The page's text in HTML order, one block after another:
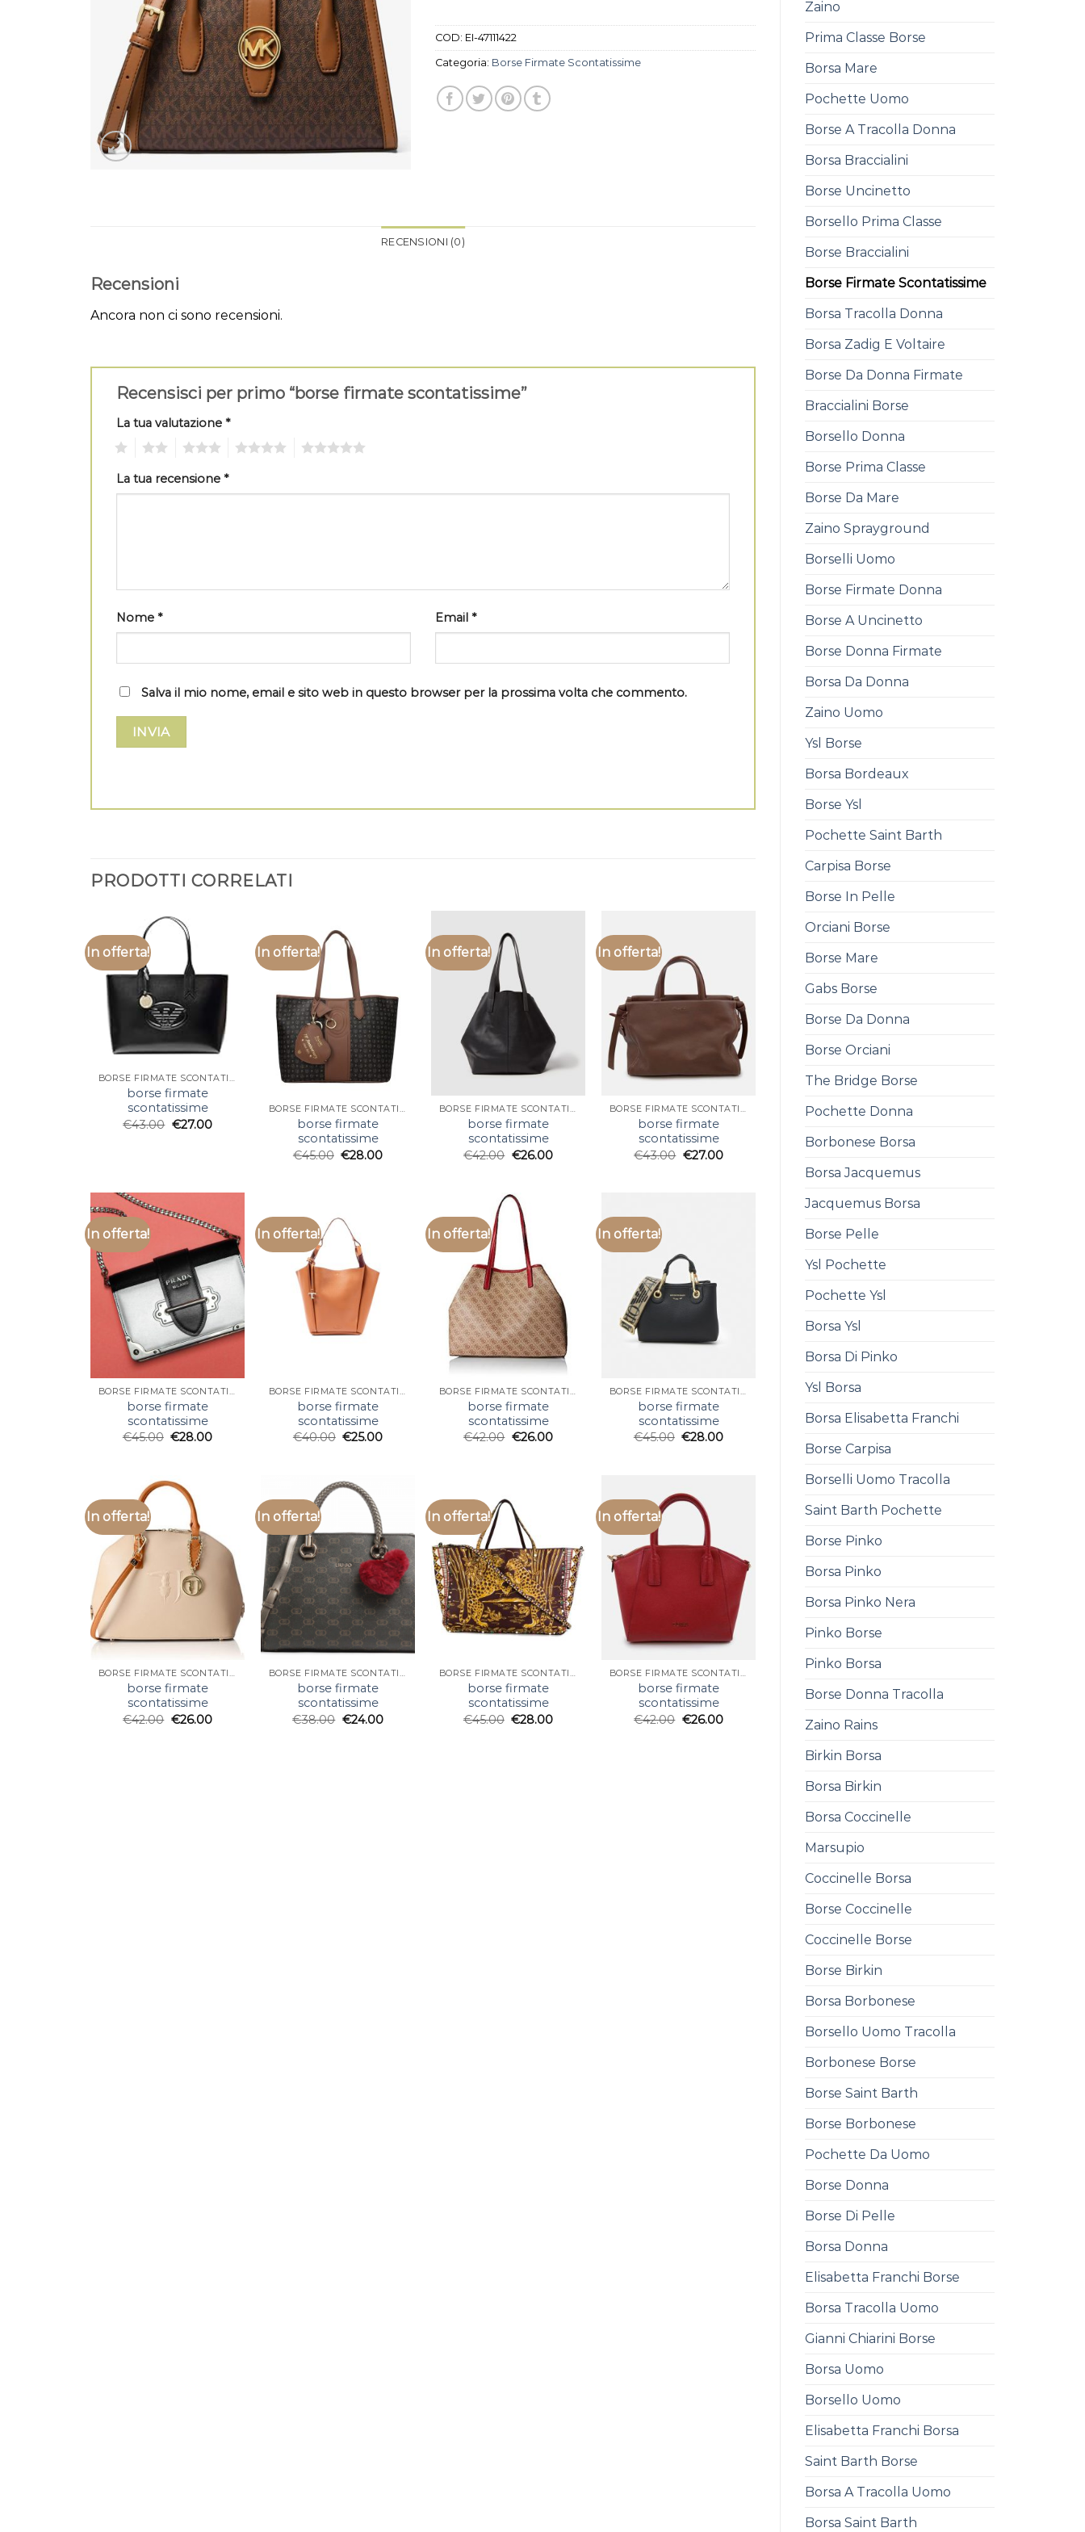
Zaino
Prima Classe Borse
Borsa Mare
Pochette Uomo
Borse A Tracolla Donna
Borsa Braccialini
Borse Uncinetto
Borsello Prima Classe
Borse Braccialini
Borse Firmate Scontatissime
Borsa Tracolla Donna
Borsa Zadig E Voltaire
Borse Da Donna Firmate
Braccialini Borse
Borsello Donna
Borse Prima Classe
Borse Da Mare
Zaino Sprayground
Borselli Uomo
Borse Firmate Donna
Borse A Uncinetto
Borse Donna Firmate
Borsa Da Donna
Zaino Uomo
Ysl Borse
Borsa Bordeaux
Borse Ysl
Pochette Saint Barth
Carpisa Borse
Borse In Pelle
Orciani Borse
Borse Mare
Gabs Borse
Borse Da Donna
Borse Orciani
The Bridge Borse
Pochette Donna
Borbonese Borsa
Borsa Jacquemus
Jacquemus Borsa
Borse Pelle
Ysl Pochette
Pochette Ysl
Borsa Ysl
Borsa Di Pinko
Ysl Borsa
Borsa Elisabetta Franchi
Borse Carpisa
Borselli Uomo Tracolla
Saint Barth Pochette
Borse Pinko
Borsa Pinko
Borsa Pinko Nera
Pinko Borse
Pinko Borsa
Borse Donna Tracolla
Zaino Rains
Birkin Borsa
Borsa Birkin
Borsa Coccinelle
Marsupio
Coccinelle Borsa
Borse Coccinelle
Coccinelle Borse
Borse Birkin
Borsa Borbonese
Borsello Uomo Tracolla
Borbonese Borse
Borse Saint Barth
Borse Borbonese
Pochette Da Uomo
Borse Donna
Borse Di Pelle
Borsa Donna
Elisabetta Franchi Borse
Borsa Tracolla Uomo
Gianni Chiarini Borse
Borsa Uomo
Borsello Uomo
Elisabetta Franchi Borsa
Saint Barth Borse
Borsa A Tracolla Uomo
Borsa Saint Barth
COD: EI-47111422
Categoria: Borse Firmate Scontatissime
RECENSIONI (0)
Recensioni
Ancora non ci sono recensioni.
Recensisci per primo “borse firmate scontatissime”
La tua valutazione *
La tua recensione *
Nome * Email *
Salva il mio nome, email e sito web in questo browser per la prossima volta che commento.
PRODOTTI CORRELATI
In offerta!
BORSE FIRMATE SCONTATISSIME
borse firmate
scontatissime
€43.00 €27.00
In offerta!
BORSE FIRMATE SCONTATISSIME
borse firmate
scontatissime
€45.00 €28.00
In offerta!
BORSE FIRMATE SCONTATISSIME
borse firmate
scontatissime
€42.00 €26.00
In offerta!
BORSE FIRMATE SCONTATISSIME
borse firmate
scontatissime
€43.00 €27.00
In offerta!
BORSE FIRMATE SCONTATISSIME
borse firmate
scontatissime
€45.00 €28.00
In offerta!
BORSE FIRMATE SCONTATISSIME
borse firmate
scontatissime
€40.00 €25.00
In offerta!
BORSE FIRMATE SCONTATISSIME
borse firmate
scontatissime
€42.00 €26.00
In offerta!
BORSE FIRMATE SCONTATISSIME
borse firmate
scontatissime
€45.00 €28.00
In offerta!
BORSE FIRMATE SCONTATISSIME
borse firmate
scontatissime
€42.00 €26.00
In offerta!
BORSE FIRMATE SCONTATISSIME
borse firmate
scontatissime
€38.00 €24.00
In offerta!
BORSE FIRMATE SCONTATISSIME
borse firmate
scontatissime
€45.00 €28.00
In offerta!
BORSE FIRMATE SCONTATISSIME
borse firmate
scontatissime
€42.00 €26.00